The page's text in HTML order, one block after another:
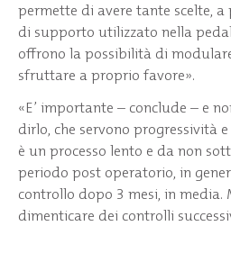
permette di avere tante scelte,
di supporto utilizzato nella
offrono la possibilità di
sfruttare a proprio favore».
«E’ importante – conclude – e
dirlo, che servono progressività
è un processo lento e da non
periodo post operatorio, in
controllo dopo 3 mesi, in media.
dimenticare dei controlli